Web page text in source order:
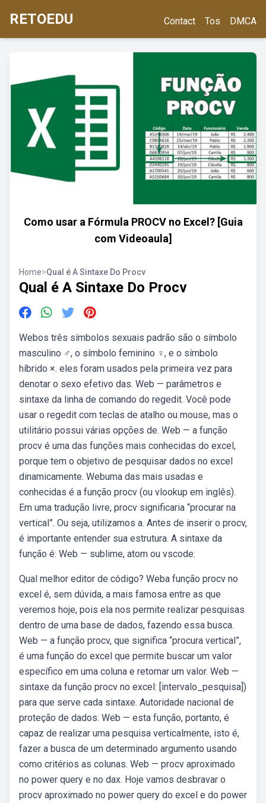
RETOEDU Contact Tos DMCA
Como usar a Fórmula PROCV no Excel? [Guia
com Videoaula]
Home>Qual é A Sintaxe Do Procv
Qual é A Sintaxe Do Procv
Webos três símbolos sexuais padrão são o símbolo
masculino ♂, o símbolo feminino ♀, e o símbolo
híbrido ×. eles foram usados pela primeira vez para
denotar o sexo efetivo das. Web — parâmetros e
sintaxe da linha de comando do regedit. Você pode
usar o regedit com teclas de atalho ou mouse, mas o
utilitário possui várias opções de. Web — a função
procv é uma das funções mais conhecidas do excel,
porque tem o objetivo de pesquisar dados no excel
dinamicamente. Webuma das mais usadas e
conhecidas é a função procv (ou vlookup em inglês).
Em uma tradução livre, procv significaria “procurar na
vertical”. Ou seja, utilizamos a. Antes de inserir o procv,
é importante entender sua estrutura. A sintaxe da
função é: Web — sublime, atom ou vscode:
Qual melhor editor de código? Weba função procv no
excel é, sem dúvida, a mais famosa entre as que
veremos hoje, pois ela nos permite realizar pesquisas
dentro de uma base de dados, fazendo essa busca.
Web — a função procv, que significa “procura vertical”,
é uma função do excel que permite buscar um valor
específico em uma coluna e retornar um valor. Web —
sintaxe da função procv no excel: [intervalo_pesquisa])
para que serve cada sintaxe. Autoridade nacional de
proteção de dados. Web — esta função, portanto, é
capaz de realizar uma pesquisa verticalmente, isto é,
fazer a busca de um determinado argumento usando
como critérios as colunas. Web — procv aproximado
no power query e no dax. Hoje vamos desbravar o
procv aproximado no power query do excel e do power